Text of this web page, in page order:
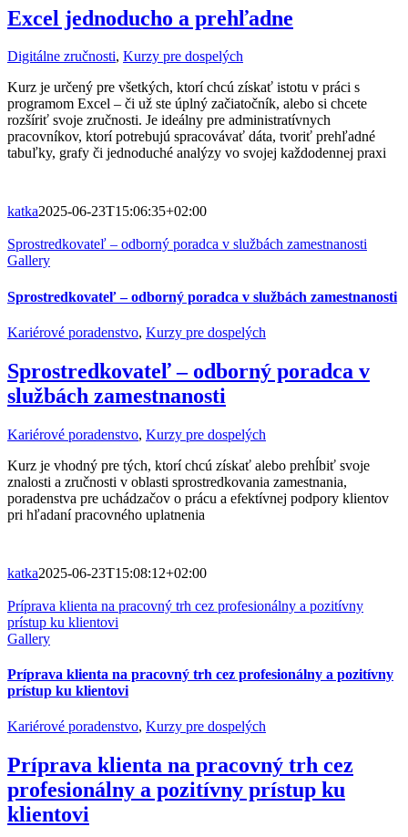
Excel jednoducho a prehľadne
Digitálne zručnosti, Kurzy pre dospelých
Kurz je určený pre všetkých, ktorí chcú získať istotu v práci s
programom Excel – či už ste úplný začiatočník, alebo si chcete
rozšíriť svoje zručnosti. Je ideálny pre administratívnych
pracovníkov, ktorí potrebujú spracovávať dáta, tvoriť prehľadné
tabuľky, grafy či jednoduché analýzy vo svojej každodennej praxi
katka2025-06-23T15:06:35+02:00
Sprostredkovateľ – odborný poradca v službách zamestnanosti
Gallery
Sprostredkovateľ – odborný poradca v službách zamestnanosti
Kariérové poradenstvo, Kurzy pre dospelých
Sprostredkovateľ – odborný poradca v
službách zamestnanosti
Kariérové poradenstvo, Kurzy pre dospelých
Kurz je vhodný pre tých, ktorí chcú získať alebo prehĺbiť svoje
znalosti a zručnosti v oblasti sprostredkovania zamestnania,
poradenstva pre uchádzačov o prácu a efektívnej podpory klientov
pri hľadaní pracovného uplatnenia
katka2025-06-23T15:08:12+02:00
Príprava klienta na pracovný trh cez profesionálny a pozitívny
prístup ku klientovi
Gallery
Príprava klienta na pracovný trh cez profesionálny a pozitívny
prístup ku klientovi
Kariérové poradenstvo, Kurzy pre dospelých
Príprava klienta na pracovný trh cez
profesionálny a pozitívny prístup ku
klientovi